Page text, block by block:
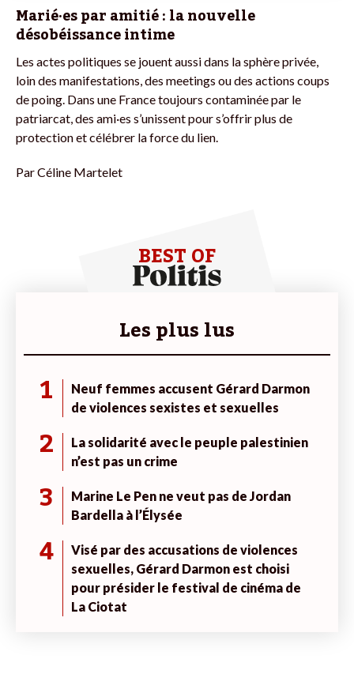
Marié·es par amitié : la nouvelle
désobéissance intime
Les actes politiques se jouent aussi dans la sphère privée,
loin des manifestations, des meetings ou des actions coups
de poing. Dans une France toujours contaminée par le
patriarcat, des ami·es s’unissent pour s’offrir plus de
protection et célébrer la force du lien.
ParCéline Martelet
BEST OF
Les plus lus
1
Neuf femmes accusent Gérard Darmon
de violences sexistes et sexuelles
2
La solidarité avec le peuple palestinien
n’est pas un crime
3
Marine Le Pen ne veut pas de Jordan
Bardella à l’Élysée
4
Visé par des accusations de violences
sexuelles, Gérard Darmon est choisi
pour présider le festival de cinéma de
La Ciotat